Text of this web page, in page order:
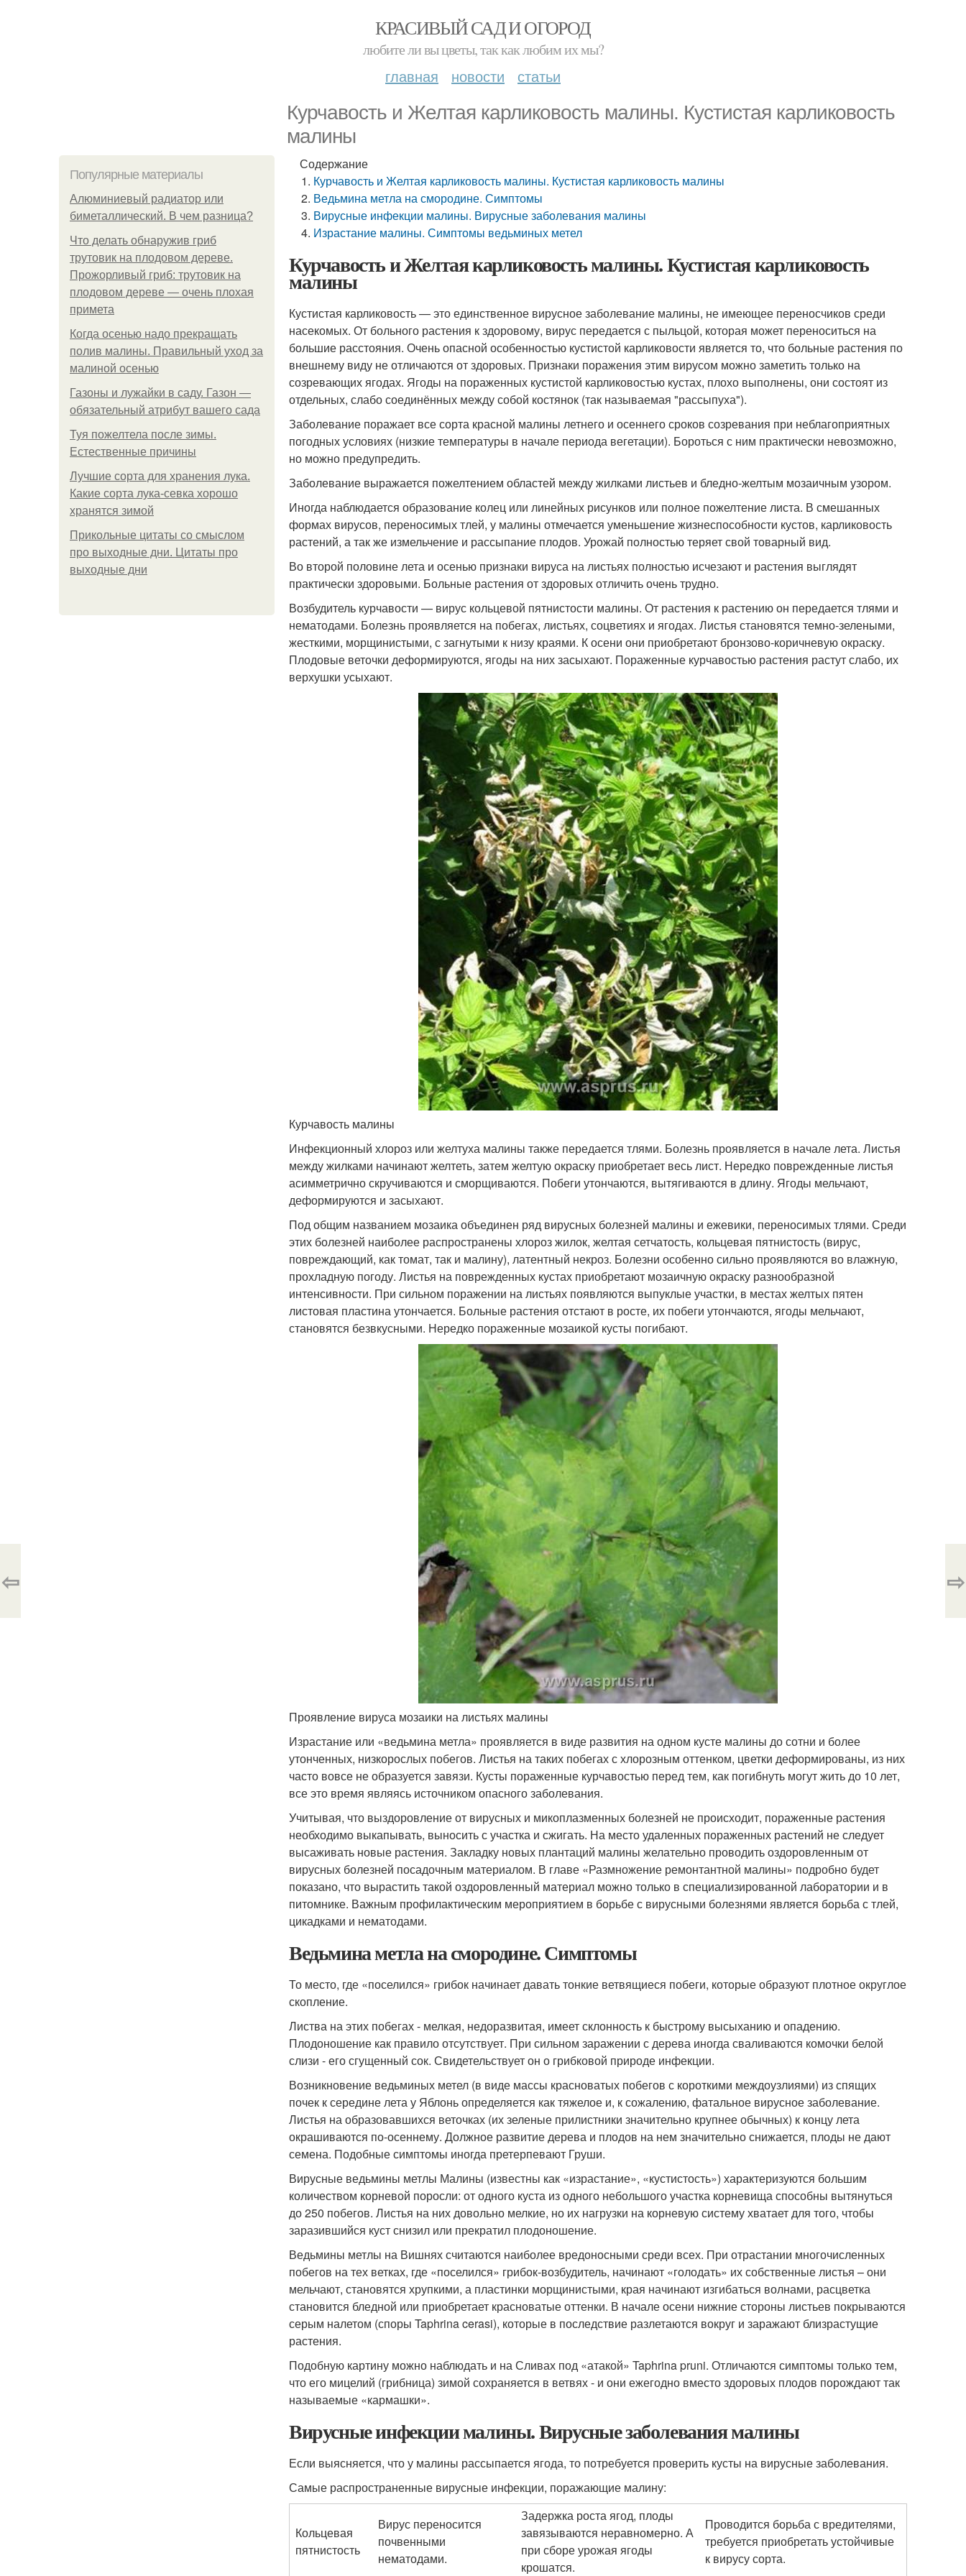
КРАСИВЫЙ САД И ОГОРОД
любите ли вы цветы, так как любим их мы?
главная новости статьи
Курчавость и Желтая карликовость малины. Кустистая карликовость
малины
Популярные материалы
Алюминиевый радиатор или
биметаллический. В чем разница?
Что делать обнаружив гриб
трутовик на плодовом дереве.
Прожорливый гриб: трутовик на
плодовом дереве — очень плохая
примета
Когда осенью надо прекращать
полив малины. Правильный уход за
малиной осенью
Газоны и лужайки в саду. Газон —
обязательный атрибут вашего сада
Туя пожелтела после зимы.
Естественные причины
Лучшие сорта для хранения лука.
Какие сорта лука-севка хорошо
хранятся зимой
Прикольные цитаты со смыслом
про выходные дни. Цитаты про
выходные дни
Содержание
Курчавость и Желтая карликовость малины. Кустистая карликовость малины
Ведьмина метла на смородине. Симптомы
Вирусные инфекции малины. Вирусные заболевания малины
Израстание малины. Симптомы ведьминых метел
Курчавость и Желтая карликовость малины. Кустистая карликовость
малины
Кустистая карликовость — это единственное вирусное заболевание малины, не имеющее переносчиков среди
насекомых. От больного растения к здоровому, вирус передается с пыльцой, которая может переноситься на
большие расстояния. Очень опасной особенностью кустистой карликовости является то, что больные растения по
внешнему виду не отличаются от здоровых. Признаки поражения этим вирусом можно заметить только на
созревающих ягодах. Ягоды на пораженных кустистой карликовостью кустах, плохо выполнены, они состоят из
отдельных, слабо соединённых между собой костянок (так называемая "рассыпуха").
Заболевание поражает все сорта красной малины летнего и осеннего сроков созревания при неблагоприятных
погодных условиях (низкие температуры в начале периода вегетации). Бороться с ним практически невозможно,
но можно предупредить.
Заболевание выражается пожелтением областей между жилками листьев и бледно-желтым мозаичным узором.
Иногда наблюдается образование колец или линейных рисунков или полное пожелтение листа. В смешанных
формах вирусов, переносимых тлей, у малины отмечается уменьшение жизнеспособности кустов, карликовость
растений, а так же измельчение и рассыпание плодов. Урожай полностью теряет свой товарный вид.
Во второй половине лета и осенью признаки вируса на листьях полностью исчезают и растения выглядят
практически здоровыми. Больные растения от здоровых отличить очень трудно.
Возбудитель курчавости — вирус кольцевой пятнистости малины. От растения к растению он передается тлями и
нематодами. Болезнь проявляется на побегах, листьях, соцветиях и ягодах. Листья становятся темно-зелеными,
жесткими, морщинистыми, с загнутыми к низу краями. К осени они приобретают бронзово-коричневую окраску.
Плодовые веточки деформируются, ягоды на них засыхают. Пораженные курчавостью растения растут слабо, их
верхушки усыхают.
Курчавость малины
Инфекционный хлороз или желтуха малины также передается тлями. Болезнь проявляется в начале лета. Листья
между жилками начинают желтеть, затем желтую окраску приобретает весь лист. Нередко поврежденные листья
асимметрично скручиваются и сморщиваются. Побеги утончаются, вытягиваются в длину. Ягоды мельчают,
деформируются и засыхают.
Под общим названием мозаика объединен ряд вирусных болезней малины и ежевики, переносимых тлями. Среди
этих болезней наиболее распространены хлороз жилок, желтая сетчатость, кольцевая пятнистость (вирус,
повреждающий, как томат, так и малину), латентный некроз. Болезни особенно сильно проявляются во влажную,
прохладную погоду. Листья на поврежденных кустах приобретают мозаичную окраску разнообразной
интенсивности. При сильном поражении на листьях появляются выпуклые участки, в местах желтых пятен
листовая пластина утончается. Больные растения отстают в росте, их побеги утончаются, ягоды мельчают,
становятся безвкусными. Нередко пораженные мозаикой кусты погибают.
Проявление вируса мозаики на листьях малины
Израстание или «ведьмина метла» проявляется в виде развития на одном кусте малины до сотни и более
утонченных, низкорослых побегов. Листья на таких побегах с хлорозным оттенком, цветки деформированы, из них
часто вовсе не образуется завязи. Кусты пораженные курчавостью перед тем, как погибнуть могут жить до 10 лет,
все это время являясь источником опасного заболевания.
Учитывая, что выздоровление от вирусных и микоплазменных болезней не происходит, пораженные растения
необходимо выкапывать, выносить с участка и сжигать. На место удаленных пораженных растений не следует
высаживать новые растения. Закладку новых плантаций малины желательно проводить оздоровленным от
вирусных болезней посадочным материалом. В главе «Размножение ремонтантной малины» подробно будет
показано, что вырастить такой оздоровленный материал можно только в специализированной лаборатории и в
питомнике. Важным профилактическим мероприятием в борьбе с вирусными болезнями является борьба с тлей,
цикадками и нематодами.
Ведьмина метла на смородине. Симптомы
То место, где «поселился» грибок начинает давать тонкие ветвящиеся побеги, которые образуют плотное округлое
скопление.
Листва на этих побегах - мелкая, недоразвитая, имеет склонность к быстрому высыханию и опадению.
Плодоношение как правило отсутствует. При сильном заражении с дерева иногда сваливаются комочки белой
слизи - его сгущенный сок. Свидетельствует он о грибковой природе инфекции.
Возникновение ведьминых метел (в виде массы красноватых побегов с короткими междоузлиями) из спящих
почек к середине лета у Яблонь определяется как тяжелое и, к сожалению, фатальное вирусное заболевание.
Листья на образовавшихся веточках (их зеленые прилистники значительно крупнее обычных) к концу лета
окрашиваются по-осеннему. Должное развитие дерева и плодов на нем значительно снижается, плоды не дают
семена. Подобные симптомы иногда претерпевают Груши.
Вирусные ведьмины метлы Малины (известны как «израстание», «кустистость») характеризуются большим
количеством корневой поросли: от одного куста из одного небольшого участка корневища способны вытянуться
до 250 побегов. Листья на них довольно мелкие, но их нагрузки на корневую систему хватает для того, чтобы
заразившийся куст снизил или прекратил плодоношение.
Ведьмины метлы на Вишнях считаются наиболее вредоносными среди всех. При отрастании многочисленных
побегов на тех ветках, где «поселился» грибок-возбудитель, начинают «голодать» их собственные листья – они
мельчают, становятся хрупкими, а пластинки морщинистыми, края начинают изгибаться волнами, расцветка
становится бледной или приобретает красноватые оттенки. В начале осени нижние стороны листьев покрываются
серым налетом (споры Taphrina cerasi), которые в последствие разлетаются вокруг и заражают близрастущие
растения.
Подобную картину можно наблюдать и на Сливах под «атакой» Taphrina pruni. Отличаются симптомы только тем,
что его мицелий (грибница) зимой сохраняется в ветвях - и они ежегодно вместо здоровых плодов порождают так
называемые «кармашки».
Вирусные инфекции малины. Вирусные заболевания малины
Если выясняется, что у малины рассыпается ягода, то потребуется проверить кусты на вирусные заболевания.
Самые распространенные вирусные инфекции, поражающие малину:
Кольцевая
пятнистость
Вирус переносится
почвенными
нематодами.
Задержка роста ягод, плоды
завязываются неравномерно. А
при сборе урожая ягоды
крошатся.
Проводится борьба с вредителями,
требуется приобретать устойчивые
к вирусу сорта.
⇦ ⇨